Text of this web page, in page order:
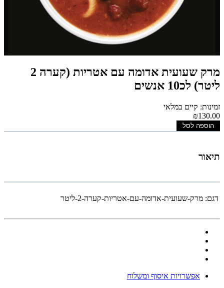
מרק שעועית אדומה עם אטריות (קערה 2
ליטר) לכ10 אנשים
זמינות: קיים במלאי
₪130.00
הוספה לסל
תיאור
דגם: מרק-שעועית-אדומה-עם-אטריות-קערה-2-ליטר
אפשרויות איסוף ומשלוח